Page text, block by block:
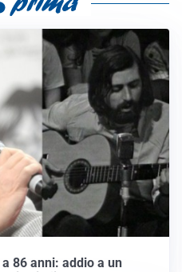
86 anni: addio a un